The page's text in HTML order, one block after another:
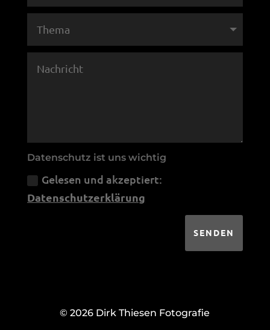
Datenschutz ist uns wichtig
Gelesen und akzeptiert:
Datenschutzerklärung
SENDEN
© 2026 Dirk Thiesen Fotografie